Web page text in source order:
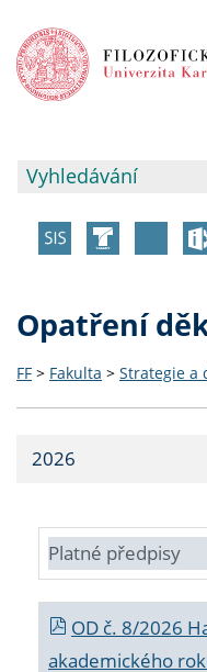
Opatření
FF > Fakulta > Strategie a
2026
Platné předpisy
OD č. 8/2026
akademického